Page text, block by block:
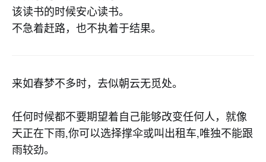
该读书的时候安心读书。
不急着赶路，也不执着于结果。
来如春梦不多时，去似朝云无觅处。
任何时候都不要期望着自己能够改变任何人，就像
天正在下雨,你可以选择撑伞或叫出租车,唯独不能跟
雨较劲。